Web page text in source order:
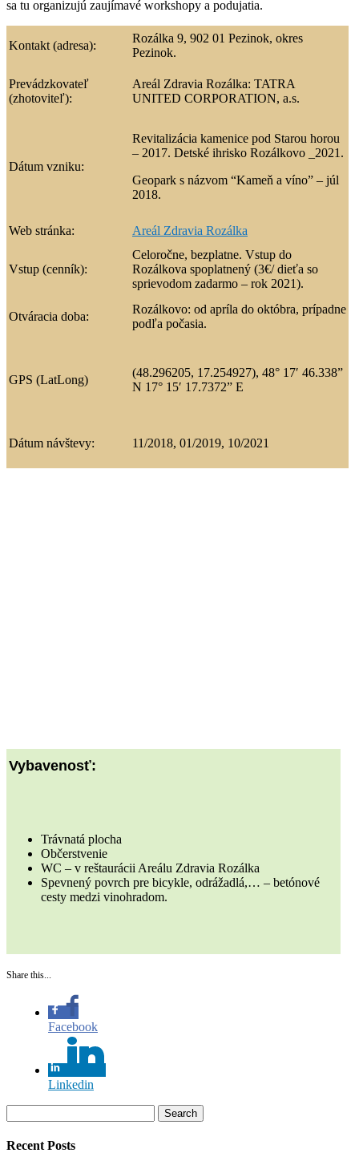
sa tu organizujú zaujímavé workshopy a podujatia.
Kontakt (adresa):
Rozálka 9, 902 01 Pezinok, okres
Pezinok.
Prevádzkovateľ
(zhotoviteľ):
Areál Zdravia Rozálka: TATRA
UNITED CORPORATION, a.s.
Dátum vzniku:
Revitalizácia kamenice pod Starou horou
– 2017. Detské ihrisko Rozálkovo _2021.
Geopark s názvom “Kameň a víno” – júl
2018.
Web stránka: Areál Zdravia Rozálka
Vstup (cenník):
Celoročne, bezplatne. Vstup do
Rozálkova spoplatnený (3€/ dieťa so
sprievodom zadarmo – rok 2021).
Otváracia doba:
Rozálkovo: od apríla do októbra, prípadne
podľa počasia.
GPS (LatLong)
(48.296205, 17.254927), 48° 17′ 46.338”
N 17° 15′ 17.7372” E
Dátum návštevy: 11/2018, 01/2019, 10/2021
Vybavenosť:
Trávnatá plocha
Občerstvenie
WC – v reštaurácii Areálu Zdravia Rozálka
Spevnený povrch pre bicykle, odrážadlá,… – betónové
cesty medzi vinohradom.
Share this...
Facebook
Linkedin
for:
Recent Posts